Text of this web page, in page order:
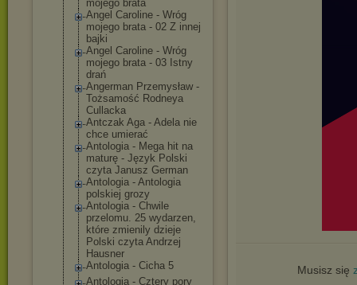
mojego brata
Angel Caroline - Wróg
mojego brata - 02 Z innej
bajki
Angel Caroline - Wróg
mojego brata - 03 Istny
drań
Angerman Przemysław -
Tożsamość Rodneya
Cullacka
Antczak Aga - Adela nie
chce umierać
Antologia - Mega hit na
maturę - Język Polski
czyta Janusz German
Antologia - Antologia
polskiej grozy
Antologia - Chwile
przelomu. 25 wydarzen,
które zmienily dzieje
Polski czyta Andrzej
Hausner
Antologia - Cicha 5
Antologia - Cztery pory
Musisz się